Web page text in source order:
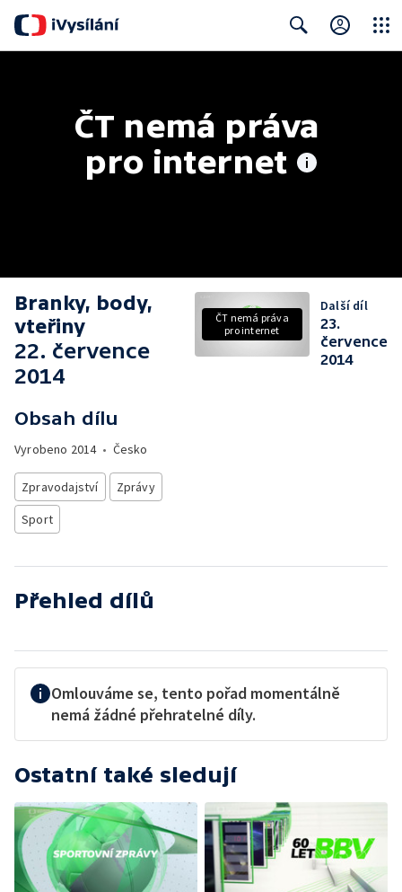
ČT nemá práva
pro internet
Branky, body,
vteřiny
22. července
2014
Obsah dílu
Vyrobeno 2014• Česko
Zpravodajství
Zprávy
Sport
ČT nemá práva
pro internet
Další díl
23.
července
2014
Přehled dílů
Omlouváme se, tento pořad momentálně
nemá žádné přehratelné díly.
Ostatní také sledují